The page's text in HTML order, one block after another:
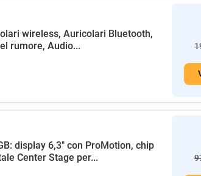
wireless, Auricolari Bluetooth,
rumore, Audio...
display 6,3" con ProMotion, chip
Center Stage per...